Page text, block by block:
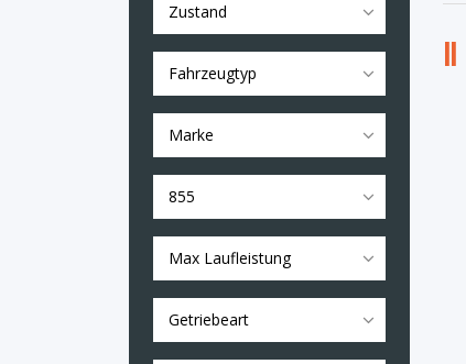
Zustand
Fahrzeugtyp
Marke
855
Max Laufleistung
Getriebeart